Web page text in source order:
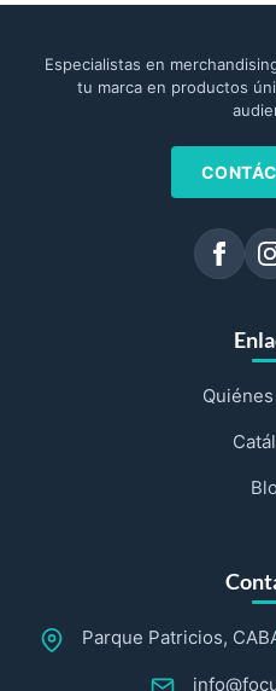
Especialistas en
tu marca en productos
Parque Patricios,